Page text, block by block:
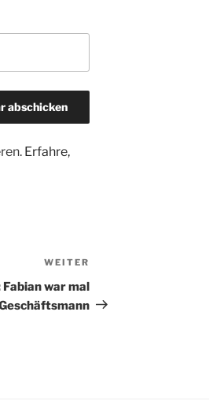
Erfahre,
Beitrag
WEITER
Fabian war mal